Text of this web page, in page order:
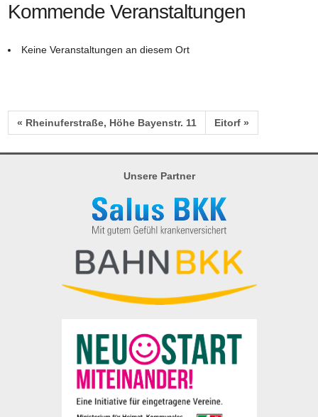
Kommende Veranstaltungen
Keine Veranstaltungen an diesem Ort
« Rheinuferstraße, Höhe Bayenstr. 11 Eitorf »
Unsere Partner